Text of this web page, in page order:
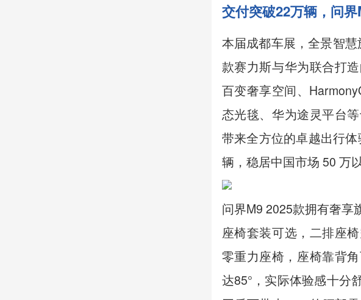
交付突破22万辆，问
本届成都车展，全景智
款赛力斯与华为联合打
百变奢享空间、
态光毯、华为途灵平台
带来全方位的卓越出行
辆，稳居中国市场 50 万
问界M9 2025款拥有奢享
座椅套装可选，二排座
零重力座椅，座椅靠背
达85°，实际体验感十分